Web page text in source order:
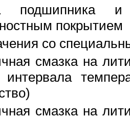
подшипника
покрытием
со
смазка на
смазка на